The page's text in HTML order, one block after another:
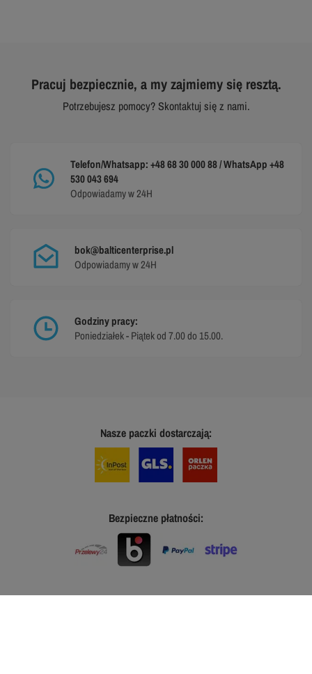
Pracuj bezpiecznie, a my zajmiemy się resztą.
Potrzebujesz pomocy? Skontaktuj się z nami.
Telefon/Whatsapp: +48 68 30 000 88 / WhatsApp +48
530 043 694
Odpowiadamy w 24H
bok@balticenterprise.pl
Odpowiadamy w 24H
Godziny pracy:
Poniedziałek - Piątek od 7.00 do 15.00.
Nasze paczki dostarczają:
Bezpieczne płatności: